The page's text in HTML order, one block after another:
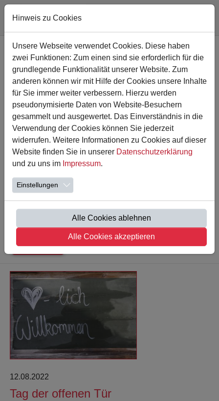
09.09.2022
Liebe Eltern,
in der nächsten Woche starten an der Astrid Lindgren
Schule wieder die alljährlichen Kilmawochen. Am Montag
erhalten die Kinder ein…
Weiterlesen
12.08.2022
Tag der offenen Tür
Hinweis zu Cookies
Unsere Webseite verwendet Cookies. Diese haben
zwei Funktionen: Zum einen sind sie erforderlich für die
grundlegende Funktionalität unserer Website. Zum
anderen können wir mit Hilfe der Cookies unsere Inhalte
für Sie immer weiter verbessern. Hierzu werden
pseudonymisierte Daten von Website-Besuchern
gesammelt und ausgewertet. Das Einverständnis in die
Verwendung der Cookies können Sie jederzeit
widerrufen. Weitere Informationen zu Cookies auf dieser
Website finden Sie in unserer Datenschutzerklärung
und zu uns im Impressum.
Einstellungen
Alle Cookies ablehnen
Alle Cookies akzeptieren